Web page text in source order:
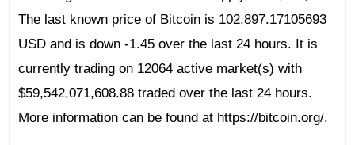
The last known price of Bitcoin is 102,897.17105693
USD and is down -1.45 over the last 24 hours. It is
currently trading on 12064 active market(s) with
$59,542,071,608.88 traded over the last 24 hours.
More information can be found at https://bitcoin.org/.